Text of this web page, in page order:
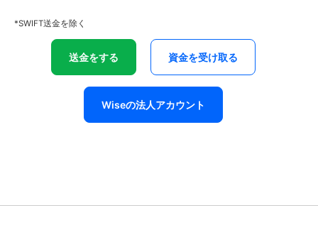
*SWIFT送金を除く
送金をする 資金を受け取る
Wiseの法人アカウント